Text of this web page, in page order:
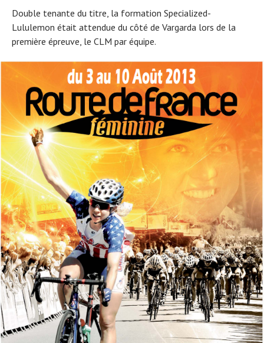
Double tenante du titre, la formation Specialized-
Lululemon était attendue du côté de Vargarda lors de la
première épreuve, le CLM par équipe.